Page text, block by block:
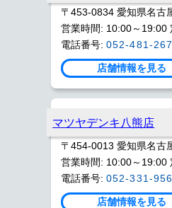
〒453-0834 愛知県名古
営業時間: 10:00～19:00
電話番号: 052-481-
店舗情報を見る
マツヤデンキ八熊店
〒454-0013 愛知県名古
営業時間: 10:00～19:00
電話番号: 052-331-
店舗情報を見る